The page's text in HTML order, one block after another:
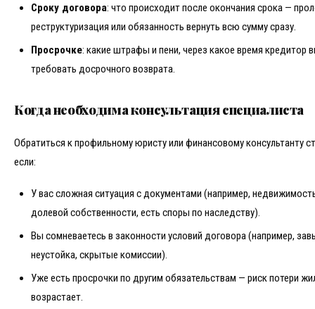
Сроку договора: что происходит после окончания срока —
реструктуризация или обязанность вернуть всю сумму сразу.
Просрочке: какие штрафы и пени, через какое время кредитор
требовать досрочного возврата.
Когда необходима консультация специалиста
Обратиться к профильному юристу или финансовому консультанту
если:
У вас сложная ситуация с документами (например,
долевой собственности, есть споры по наследству).
Вы сомневаетесь в законности условий договора (например,
неустойка, скрытые комиссии).
Уже есть просрочки по другим обязательствам — риск потери
возрастает.